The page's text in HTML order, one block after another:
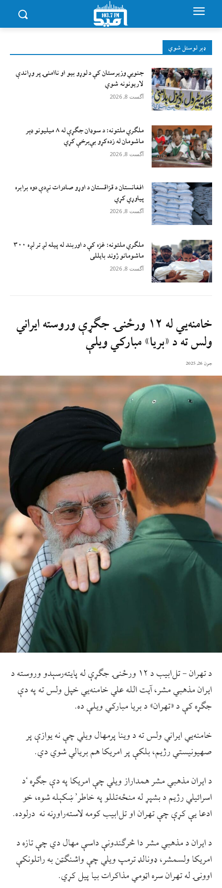
ډېر لوستل شوي
جنوبي وزیرستان کې د لوړو بیو او ناامنۍ پر وړاندې
لاريونونه شوي
آگست 8, 2026
ملګري ملتونه: د سوډان جګړې له ۸ میلیونو ډېر
ماشومان له زده‌کړو بې‌برخې کړي
آگست 8, 2026
افغانستان د قزاقستان د اوړو صادرات نږدې دوه برابره
پیاوړي کړي
آگست 8, 2026
ملګري ملتونه: غزه کې د اوربند له پیله لږ تر لږه ۳۰۰
ماشومانو ژوند بايللی
آگست 8, 2026
خامنه‌يي له ۱۲ ورځنۍ جګړې وروسته ایراني
ولس ته د «بریا» مبارکي ویلې
جون 26, 2025
د تهران – تل‌ابیب د ۱۲ ورځنۍ جګړې له پایته‌رسېدو وروسته د
ایران مذهبي مشر، آیت الله علي خامنه‌يي خپل ولس ته په دې
جګړه کې د «تهران» د بریا مبارکي ویلې ده.
خامنه‌يي ایراني ولس ته د وینا پرمهال ویلي چې نه یوازې پر
صهیونیستي رژیم، بلکې پر امریکا هم بریالي شوي دي.
د ایران مذهبي مشر همداراز ویلي چې امریکا په دې جګړه ‘د
اسرائیلي رژیم د بشپړ له منځه‌تللو په خاطر’ ښکېله شوه، خو
ادعا یې کړې چې تهران او تل‌ابیب کومه لاسته‌راوړنه نه درلوده.
د ایران د مذهبي مشر دا څرګندونې داسې مهال دي چې تازه د
امریکا ولسمشر، ډونالډ ترمپ ویلي چې واشنګټن به راتلونکې
اوونۍ له تهران سره اټومي مذاکرات بیا پیل کړي.